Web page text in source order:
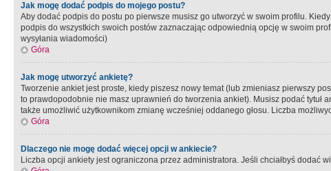
Jak mogę dodać podpis do mojego postu?
Aby dodać podpis do postu po pierwsze musisz go utworzyć w swoim profilu.
podpis do wszystkich swoich postów zaznaczając odpowiednią opcję w swoim
wysyłania wiadomości)
Góra
Jak mogę utworzyć ankietę?
Tworzenie ankiet jest proste, kiedy piszesz nowy temat (lub zmieniasz pierwszy
to prawdopodobnie nie masz uprawnień do tworzenia ankiet). Musisz podać
także umożliwić użytkownikom zmianę wcześniej oddanego głosu. Liczba
Góra
Dlaczego nie mogę dodać więcej opcji w ankiecie?
Liczba opcji ankiety jest ograniczona przez administratora. Jeśli chciałbyś dodać